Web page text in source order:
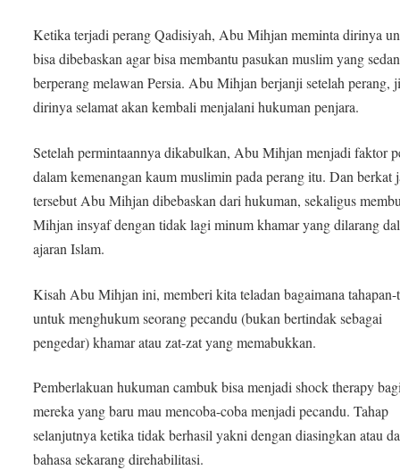
Ketika terjadi perang Qadisiyah, Abu Mihjan meminta dirinya
bisa dibebaskan agar bisa membantu pasukan muslim yang
berperang melawan Persia. Abu Mihjan berjanji setelah perang,
dirinya selamat akan kembali menjalani hukuman penjara.
Setelah permintaannya dikabulkan, Abu Mihjan menjadi faktor
dalam kemenangan kaum muslimin pada perang itu. Dan berkat
tersebut Abu Mihjan dibebaskan dari hukuman, sekaligus
Mihjan insyaf dengan tidak lagi minum khamar yang dilarang
ajaran Islam.
Kisah Abu Mihjan ini, memberi kita teladan bagaimana tahapan-
untuk menghukum seorang pecandu (bukan bertindak sebagai
pengedar) khamar atau zat-zat yang memabukkan.
Pemberlakuan hukuman cambuk bisa menjadi shock therapy
mereka yang baru mau mencoba-coba menjadi pecandu. Tahap
selanjutnya ketika tidak berhasil yakni dengan diasingkan atau
bahasa sekarang direhabilitasi.